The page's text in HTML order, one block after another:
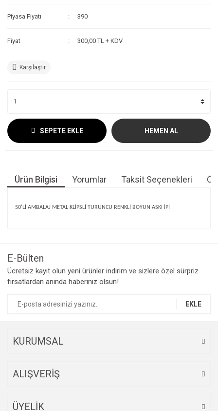
Piyasa Fiyatı 390
Fiyat 300,00 TL + KDV
Karşılaştır
SEPETE EKLE HEMEN AL
Ürün Bilgisi Yorumlar Taksit Seçenekleri
50'Lİ AMBALAJ METAL KLİPSLİ TURUNCU RENKLİ BOYUN ASKI İPİ
Ürün resmi kalitesiz, bozuk veya görüntülenemiyor.
Ürün açıklamasında eksik bilgiler bulunuyor.
E-Bülten
Ücretsiz kayıt olun yeni ürünler indirim ve sizlere özel sürpriz
fırsatlardan anında haberiniz olsun!
EKLE
KURUMSAL
ALIŞVERİŞ
ÜYELİK